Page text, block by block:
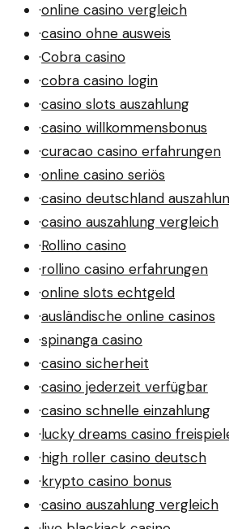
·online casino vergleich
·casino ohne ausweis
·Cobra casino
·cobra casino login
·casino slots auszahlung
·casino willkommensbonus
·curacao casino erfahrungen
·online casino seriös
·casino deutschland
·casino auszahlung vergleich
·Rollino casino
·rollino casino erfahrungen
·online slots echtgeld
·ausländische online casinos
·spinanga casino
·casino sicherheit
·casino jederzeit verfügbar
·casino schnelle einzahlung
·lucky dreams casino
·high roller casino deutsch
·krypto casino bonus
·casino auszahlung vergleich